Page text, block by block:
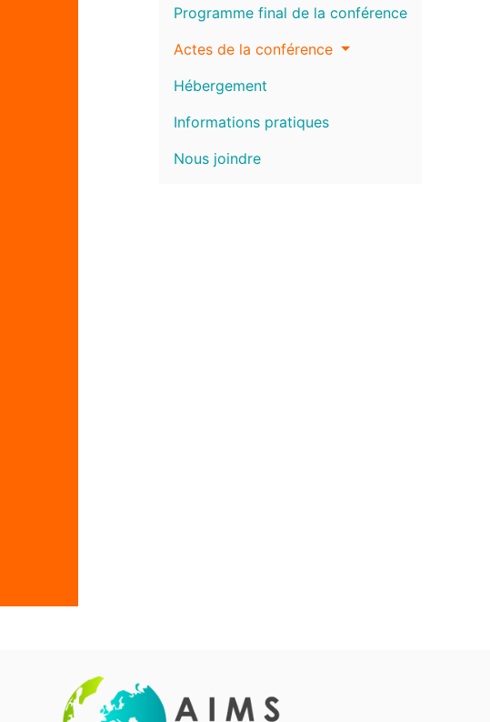
Programme final de la conférence
Actes de la conférence
Hébergement
Informations pratiques
Nous joindre